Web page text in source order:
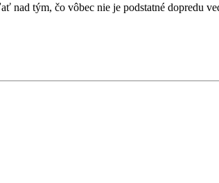
nad tým, čo vôbec nie je podstatné dopredu